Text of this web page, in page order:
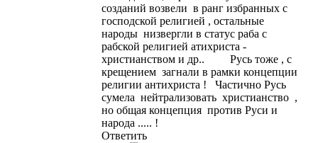
созданий возвели в ранг избранных с
господской религией , остальные
народы низвергли в статус раба с
рабской религией атихриста -
христианством и др.. Русь тоже , с
крещением загнали в рамки концепции
религии антихриста ! Частично Русь
сумела нейтрализовать христианство ,
но общая концепция против Руси и
народа ..... !
Ответить